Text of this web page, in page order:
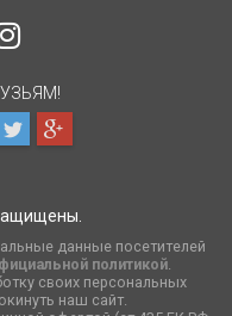
данные посетителей
политикой.
своих персональных
наш сайт.